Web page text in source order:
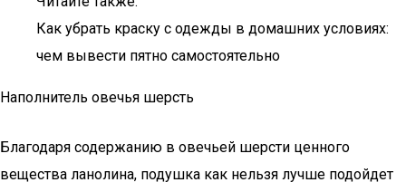
Как убрать краску с одежды в домашних условиях:
чем вывести пятно самостоятельно
Наполнитель овечья шерсть
Благодаря содержанию в овечьей шерсти ценного
вещества ланолина, подушка как нельзя лучше подойдет